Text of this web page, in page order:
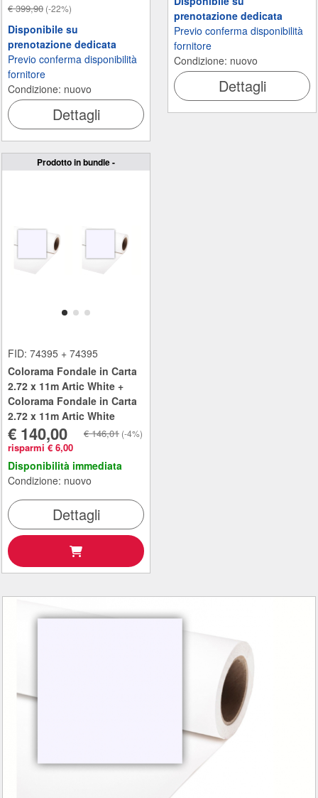
€ 399,90 (-22%)
Disponibile su
prenotazione dedicata
Previo conferma disponibilità
fornitore
Condizione: nuovo
Dettagli
prenotazione dedicata
Previo conferma disponibilità
fornitore
Condizione: nuovo
Dettagli
Prodotto in bundle -
FID: 74395 + 74395
Colorama Fondale in Carta
2.72 x 11m Artic White +
Colorama Fondale in Carta
2.72 x 11m Artic White
€ 140,00
risparmi € 6,00
€ 146,01 (-4%)
Disponibilità immediata
Condizione: nuovo
Dettagli